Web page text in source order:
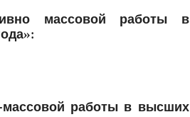
массовой работы в
массовой работы в высших